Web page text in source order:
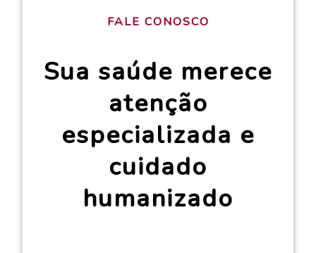
FALE CONOSCO
Sua saúde merece
atenção
especializada e
cuidado
humanizado